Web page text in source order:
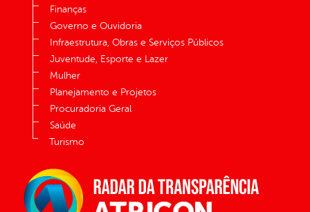
Finanças
Governo e Ouvidoria
Infraestrutura, Obras e Serviços Públicos
Juventude, Esporte e Lazer
Mulher
Planejamento e Projetos
Procuradoria Geral
Saúde
Turismo